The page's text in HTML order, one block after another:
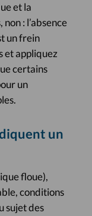
et la
: l’absence
un frein
et appliquez
certains
un
un
floue),
conditions
sujet des